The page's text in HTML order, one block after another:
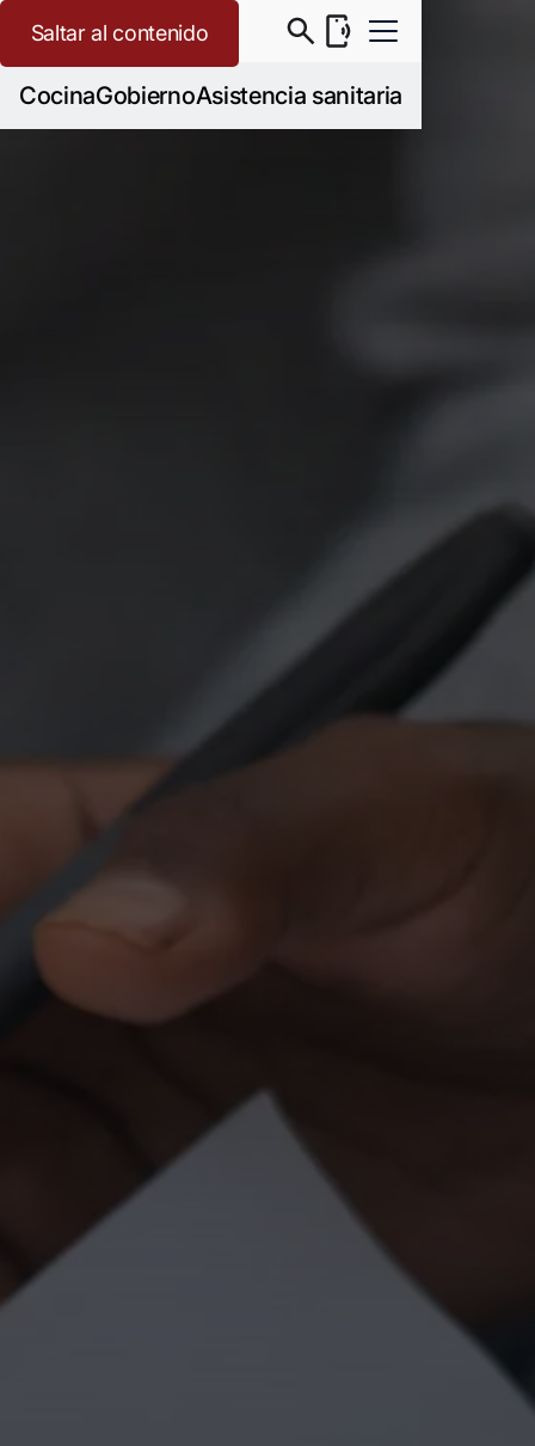
Saltar al contenido
CocinaGobiernoAsistencia sanitaria